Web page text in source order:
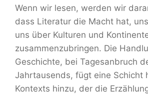
Wenn wir lesen, werden wir
dass Literatur die Macht hat,
uns über Kulturen und
zusammenzubringen. Die
Geschichte, bei Tagesanbruch
Jahrtausends, fügt eine Schicht
Kontexts hinzu, der die